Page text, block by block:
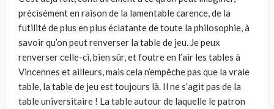
précisément en raison de la lamentable carence, de la
futilité de plus en plus éclatante de toute la philosophie, à
savoir qu’on peut renverser la table de jeu. Je peux
renverser celle-ci, bien sûr, et foutre en l’air les tables à
Vincennes et ailleurs, mais cela n’empêche pas que la vraie
table, la table de jeu est toujours là. Il ne s’agit pas de la
table universitaire ! La table autour de laquelle le patron